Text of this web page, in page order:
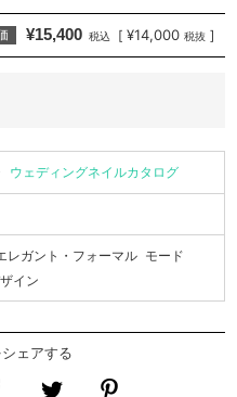
¥15,400 税込 [ ¥14,000 税抜 ]
ウェディングネイルカタログ
レガント・フォーマル モード
イン
ェアする